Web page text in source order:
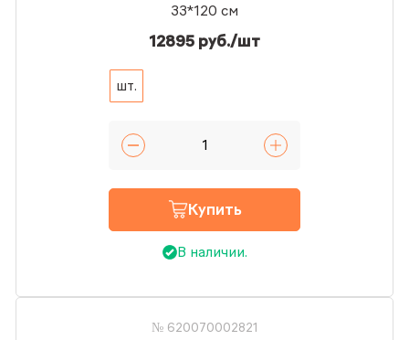
33*120 см
12895 руб./шт
шт.
Купить
В наличии.
№ 620070002821